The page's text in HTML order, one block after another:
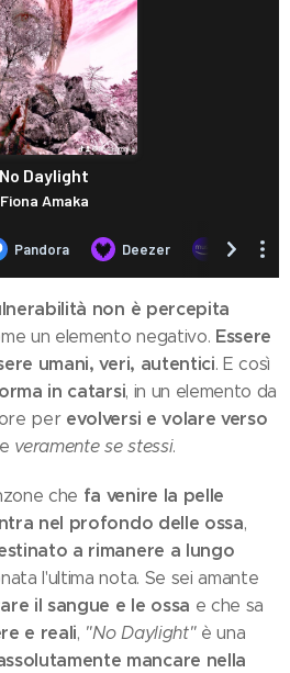
non è percepita
un elemento negativo. Essere
umani, veri, autentici. E così
in catarsi, in un elemento da
per evolversi e volare verso
veramente se stessi.
che fa venire la pelle
nel profondo delle ossa,
a rimanere a lungo
l'ultima nota. Se sei amante
il sangue e le ossa e che sa
e reali, "No Daylight"è una
mancare nella